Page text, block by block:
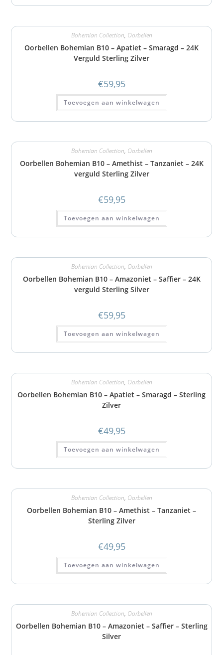
Bohemian Collection, Oorbellen
Oorbellen Bohemian B10 – Apatiet – Smaragd – 24K
Verguld Sterling Zilver
€59,95
Toevoegen aan winkelwagen
Bohemian Collection, Oorbellen
Oorbellen Bohemian B10 – Amethist – Tanzaniet – 24K
verguld Sterling Zilver
€59,95
Toevoegen aan winkelwagen
Bohemian Collection, Oorbellen
Oorbellen Bohemian B10 – Amazoniet – Saffier – 24K
verguld Sterling Silver
€59,95
Toevoegen aan winkelwagen
Bohemian Collection, Oorbellen
Oorbellen Bohemian B10 – Apatiet – Smaragd – Sterling
Zilver
€49,95
Toevoegen aan winkelwagen
Bohemian Collection, Oorbellen
Oorbellen Bohemian B10 – Amethist – Tanzaniet –
Sterling Zilver
€49,95
Toevoegen aan winkelwagen
Bohemian Collection, Oorbellen
Oorbellen Bohemian B10 – Amazoniet – Saffier – Sterling
Silver